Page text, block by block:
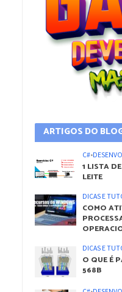
ARTIGOS DO
C#•
1 LISTA
LEITE
DICAS E
COMO
DICAS E
O QUE É
568B